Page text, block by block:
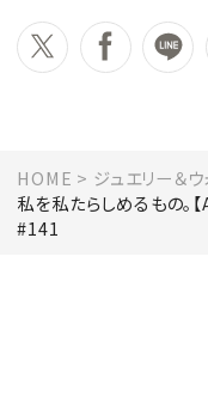
HOME ジュエリー＆ウ
私を私たらしめるもの。
#141